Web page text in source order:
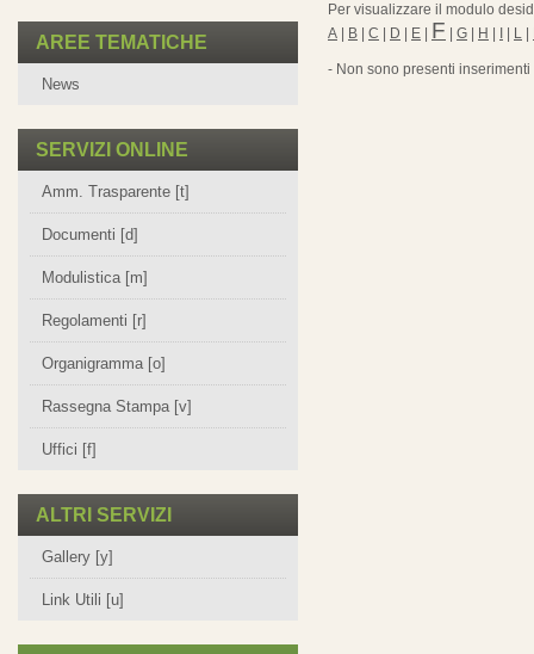
AREE TEMATICHE
News
SERVIZI ONLINE
Amm. Trasparente [t]
Documenti [d]
Modulistica [m]
Regolamenti [r]
Organigramma [o]
Rassegna Stampa [v]
Uffici [f]
ALTRI SERVIZI
Gallery [y]
Link Utili [u]
Per visualizzare il modulo
A
B C D E F G H L
- Non sono presenti inserimenti